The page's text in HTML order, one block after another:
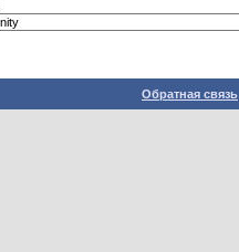
Обратная связь